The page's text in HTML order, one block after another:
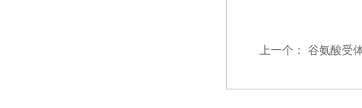
上一个： 谷氨酸受